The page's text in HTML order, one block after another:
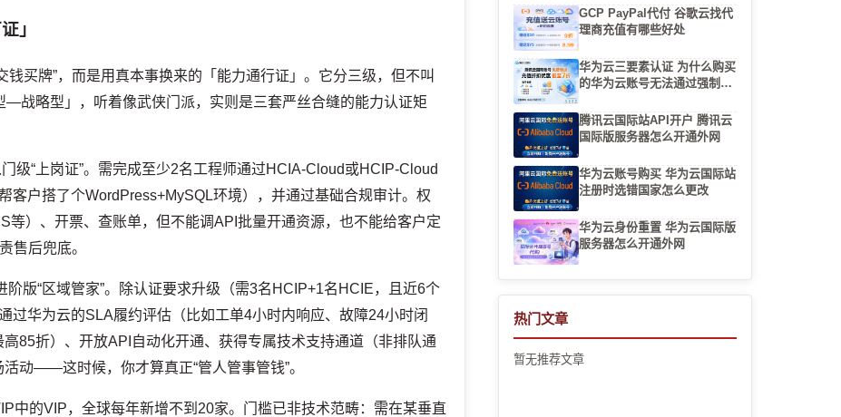
」
钱买牌”，而是用真本事换来的「能力通行证」。它分三级，但不叫
—战略型」，听着像武侠门派，实则是三套严丝合缝的能力认证矩
级“上岗证”。需完成至少2名工程师通过HCIA-Cloud或HCIP-Cloud
客户搭了个WordPress+MySQL环境），并通过基础合规审计。权
等）、开票、查账单，但不能调API批量开通资源，也不能给客户定
售后兜底。
版“区域管家”。除认证要求升级（需3名HCIP+1名HCIE，且近6个
过华为云的SLA履约评估（比如工单4小时内响应、故障24小时闭
85折）、开放API自动化开通、获得专属技术支持通道（非排队通
动——这时候，你才算真正“管人管事管钱”。
的VIP，全球每年新增不到20家。门槛已非技术范畴：需在某垂直
GCP PayPal代付 谷歌云找代
理商充值有哪些好处
华为云三要素认证 为什么购买
的华为云账号无法通过强制实
腾讯云国际站API开户 腾讯云
国际版服务器怎么开通外网
华为云账号购买 华为云国际站
注册时选错国家怎么更改
华为云身份重置 华为云国际版
服务器怎么开通外网
热门文章
暂无推荐文章